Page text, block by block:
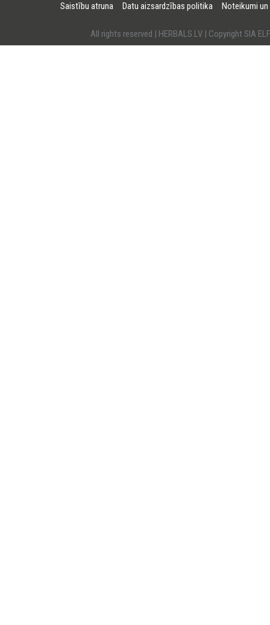
Saistību atruna Datu aizsardzības politika Noteikumi
All rights reserved | HERBALS.LV | Copyright SIA